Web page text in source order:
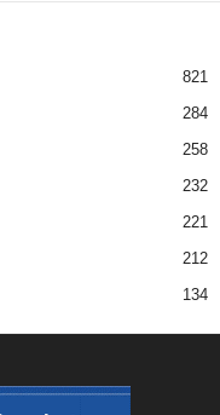
821
284
258
232
221
212
134